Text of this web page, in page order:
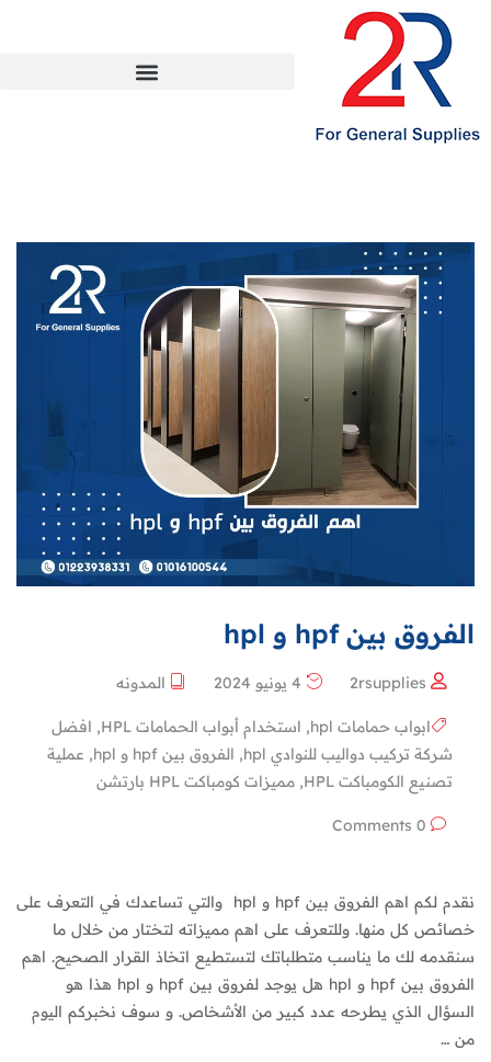
الفروق بين hpf و hpl
2rsupplies المدونه
ابواب حمامات hpl , استخدام أبواب الحمامات HPL , افضل
شركة تركيب دواليب للنوادي hpl
, الفروق بين hpf و hpl , عملية
تصنيع الكومباكت HPL
, مميزات كومباكت HPL بارتشن
نقدم لكم اهم الفروق بين hpf و hpl والتي تساعدك في التعرف على
خصائص كل منها. وللتعرف على اهم مميزاته لتختار من خلال ما
سنقدمه لك ما يناسب متطلباتك لتستطيع اتخاذ القرار الصحيح. اهم
الفروق بين hpf و hpl هل يوجد لفروق بين hpf و hpl هذا هو
السؤال الذي يطرحه عدد كبير من الأشخاص. و سوف نخبركم اليوم
من …